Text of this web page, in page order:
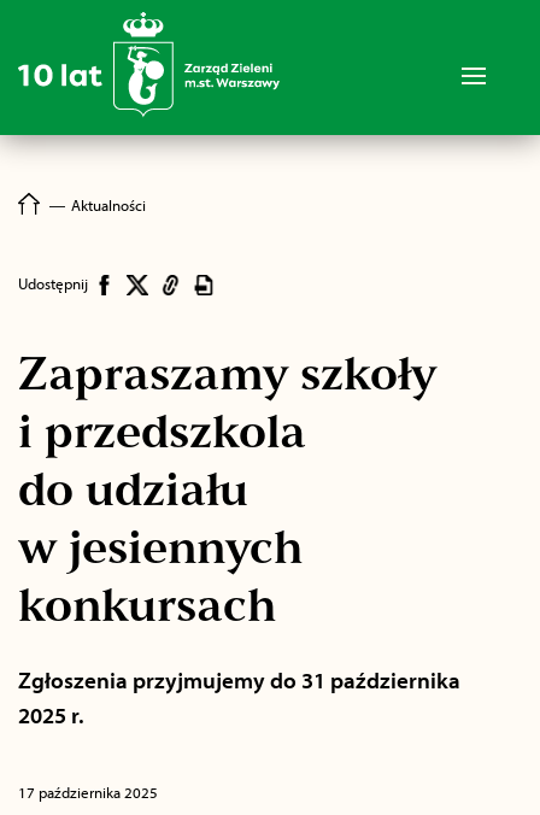
― Aktualności
Udostępnij
Zapraszamy szkoły
i przedszkola
do udziału
w jesiennych
konkursach
Zgłoszenia przyjmujemy do 31 października
2025 r.
17 października 2025